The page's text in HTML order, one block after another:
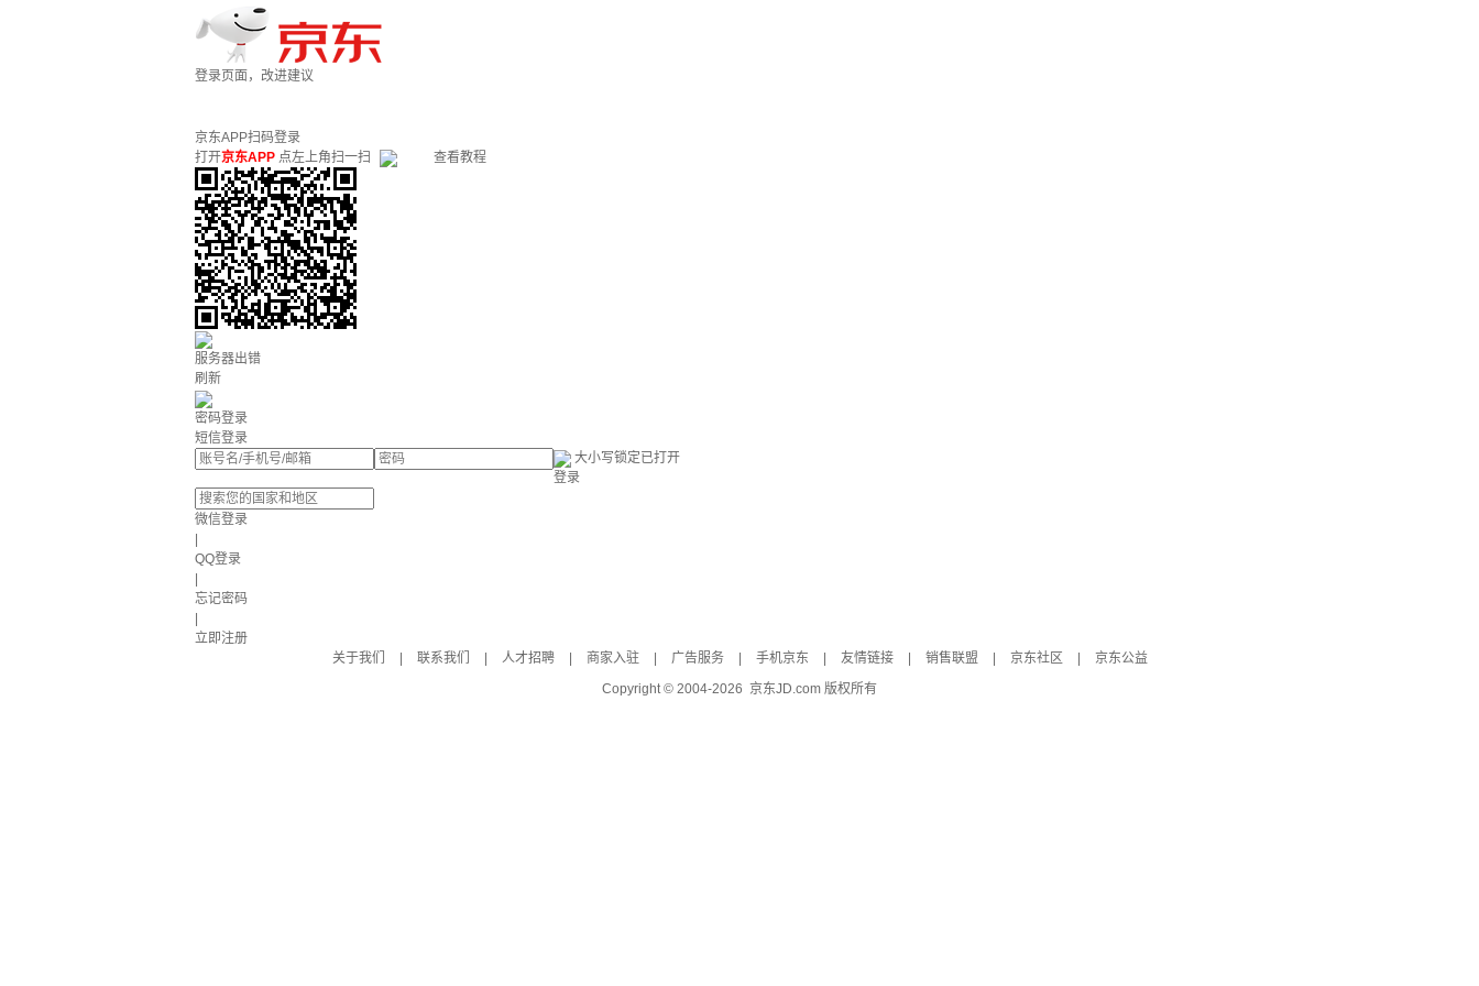
登录页面，改进建议
京东APP扫码登录
打开京东APP 点左上角扫一扫 查看教程
服务器出错
刷新
密码登录
短信登录
大小写锁定已打开
登录
微信登录
QQ登录
忘记密码
立即注册
关于我们
联系我们 人才招聘 商家入驻 广告服务 手机京东 友情链接 销售联盟 京东社区
京东公益
Copyright © 2004-2026 京东JD.com 版权所有